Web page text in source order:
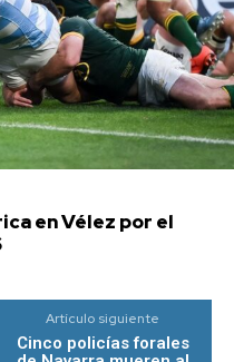
en Vélez por el
Artículo siguiente
Cinco policías forales